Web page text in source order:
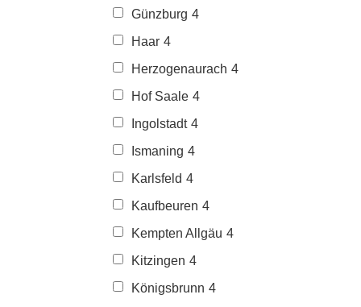
Günzburg 4
Haar 4
Herzogenaurach 4
Hof Saale 4
Ingolstadt 4
Ismaning 4
Karlsfeld 4
Kaufbeuren 4
Kempten Allgäu 4
Kitzingen 4
Königsbrunn 4